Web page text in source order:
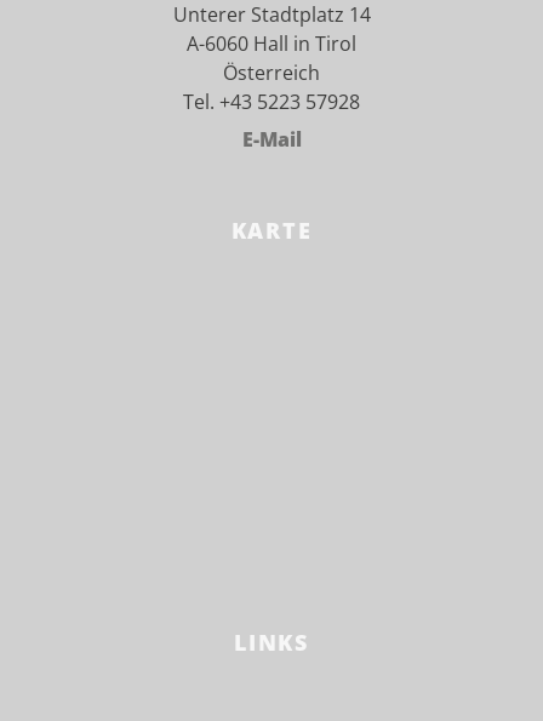
Unterer Stadtplatz 14
A-6060 Hall in Tirol
Österreich
Tel. +43 5223 57928
E-Mail
KARTE
LINKS